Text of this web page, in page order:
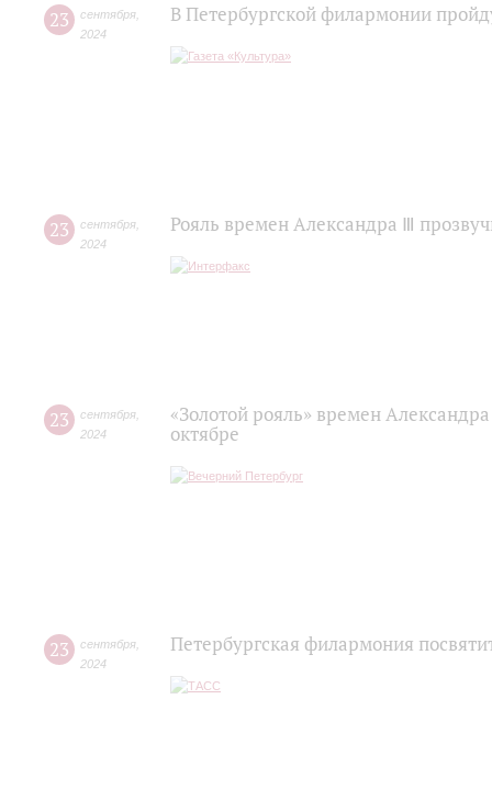
23 сентября
2024
В Петербургской филармонии
23 сентября
2024
Рояль времен Александра Ⅲ
23 сентября
2024
«Золотой рояль» времен
октябре
23 сентября
2024
Петербургская филармония